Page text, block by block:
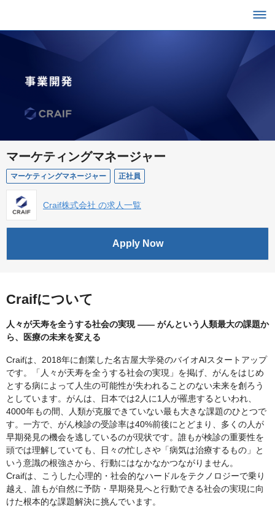
マーケティングマネージャー
マーケティングマネージャー 正社員
Craif株式会社 の求人一覧
Apply Now
Craifについて
人々が天寿を全うする社会の実現 —— がんという人類最大の課題か
ら、医療の未来を変える
Craifは、2018年に創業した名古屋大学発のバイオAIスタートアップ
です。「人々が天寿を全うする社会の実現」を掲げ、がんをはじめ
とする病によって人生の可能性が失われることのない未来を創ろう
としています。がんは、日本では2人に1人が罹患するといわれ、
4000年もの間、人類が克服できていない最も大きな課題のひとつで
す。一方で、がん検診の受診率は40%前後にとどまり、多くの人が
早期発見の機会を逃しているのが現状です。誰もが検診の重要性を
頭では理解していても、日々の忙しさや「病気は治療するもの」と
いう意識の根強さから、行動にはなかなかつながりません。
Craifは、こうした心理的・社会的なハードルをテクノロジーで乗り
越え、誰もが自然に予防・早期発見へと行動できる社会の実現に向
けた根本的な課題解決に挑んでいます。